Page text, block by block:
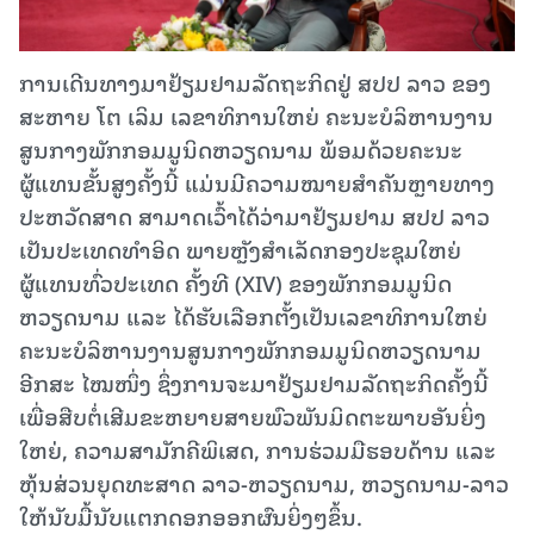
ການເດີນທາງມາຢ້ຽມຢາມລັດຖະກິດຢູ່ ສປປ ລາວ ຂອງ
ສະຫາຍ ໂຕ ເລິມ ເລຂາທິການໃຫຍ່ ຄະນະບໍລິຫານງານ
ສູນກາງພັກກອມມູນິດຫວຽດນາມ ພ້ອມດ້ວຍຄະນະ
ຜູ້ແທນຂັ້ນສູງຄັ້ງນີ້ ແມ່ນມີຄວາມໝາຍສໍາຄັນຫຼາຍທາງ
ປະຫວັດສາດ ສາມາດເວົ້າໄດ້ວ່າມາຢ້ຽມຢາມ ສປປ ລາວ
ເປັນປະເທດທໍາອິດ ພາຍຫຼັງສໍາເລັດກອງປະຊຸມໃຫຍ່
ຜູ້ແທນທົ່ວປະເທດ ຄັ້ງທີ (XIV) ຂອງພັກກອມມູນິດ
ຫວຽດນາມ ແລະ ໄດ້ຮັບເລືອກຕັ້ງເປັນເລຂາທິການໃຫຍ່
ຄະນະບໍລິຫານງານສູນກາງພັກກອມມູນິດຫວຽດນາມ
ອີກສະ ໄໝໜຶ່ງ ຊຶ່ງການຈະມາຢ້ຽມຢາມລັດຖະກິດຄັ້ງນີ້
ເພື່ອສືບຕໍ່ເສີມຂະຫຍາຍສາຍພົວພັນມິດຕະພາບອັນຍິ່ງ
ໃຫຍ່, ຄວາມສາມັກຄີພິເສດ, ການຮ່ວມມືຮອບດ້ານ ແລະ
ຫຸ້ນສ່ວນຍຸດທະສາດ ລາວ-ຫວຽດນາມ, ຫວຽດນາມ-ລາວ
ໃຫ້ນັບມື້ນັບແຕກດອກອອກຜົນຍິ່ງໆຂຶ້ນ.